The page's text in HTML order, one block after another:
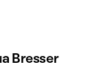
Bresser